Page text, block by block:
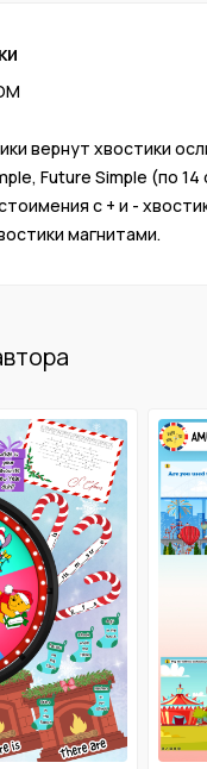
вернут хвостики
Future Simple (по
с + и -
магнитами.